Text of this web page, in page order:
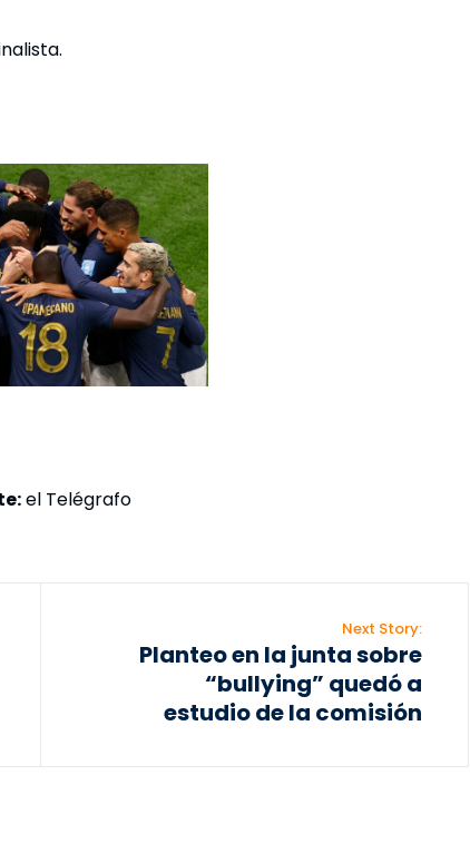
el Telégrafo
Next Story:
Planteo en la junta sobre
“bullying” quedó a
estudio de la comisión